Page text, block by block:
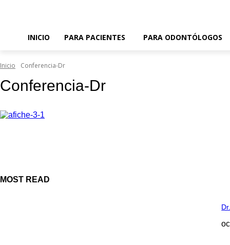
INICIO PARA PACIENTES PARA ODONTÓLOGOS
Inicio Conferencia-Dr
Conferencia-Dr
MOST READ